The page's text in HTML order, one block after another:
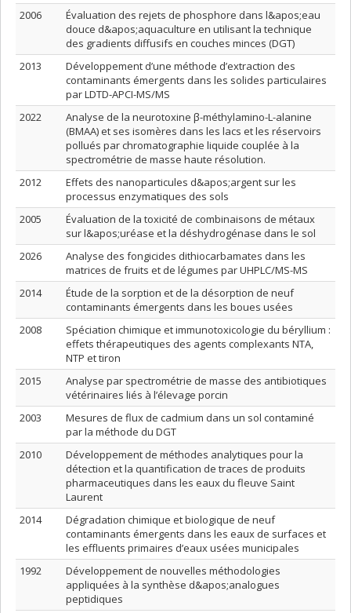
2006
Évaluation des rejets de phosphore dans l&apos;eau
douce d&apos;aquaculture en utilisant la technique
des gradients diffusifs en couches minces (DGT)
2013
Développement d’une méthode d’extraction des
contaminants émergents dans les solides particulaires
par LDTD-APCI-MS/MS
2022
Analyse de la neurotoxine β-méthylamino-L-alanine
(BMAA) et ses isomères dans les lacs et les réservoirs
pollués par chromatographie liquide couplée à la
spectrométrie de masse haute résolution.
2012
Effets des nanoparticules d&apos;argent sur les
processus enzymatiques des sols
2005
Évaluation de la toxicité de combinaisons de métaux
sur l&apos;uréase et la déshydrogénase dans le sol
2026
Analyse des fongicides dithiocarbamates dans les
matrices de fruits et de légumes par UHPLC/MS-MS
2014
Étude de la sorption et de la désorption de neuf
contaminants émergents dans les boues usées
2008
Spéciation chimique et immunotoxicologie du béryllium :
effets thérapeutiques des agents complexants NTA,
NTP et tiron
2015
Analyse par spectrométrie de masse des antibiotiques
vétérinaires liés à l’élevage porcin
2003
Mesures de flux de cadmium dans un sol contaminé
par la méthode du DGT
2010
Développement de méthodes analytiques pour la
détection et la quantification de traces de produits
pharmaceutiques dans les eaux du fleuve Saint
Laurent
2014
Dégradation chimique et biologique de neuf
contaminants émergents dans les eaux de surfaces et
les effluents primaires d’eaux usées municipales
1992
Développement de nouvelles méthodologies
appliquées à la synthèse d&apos;analogues
peptidiques